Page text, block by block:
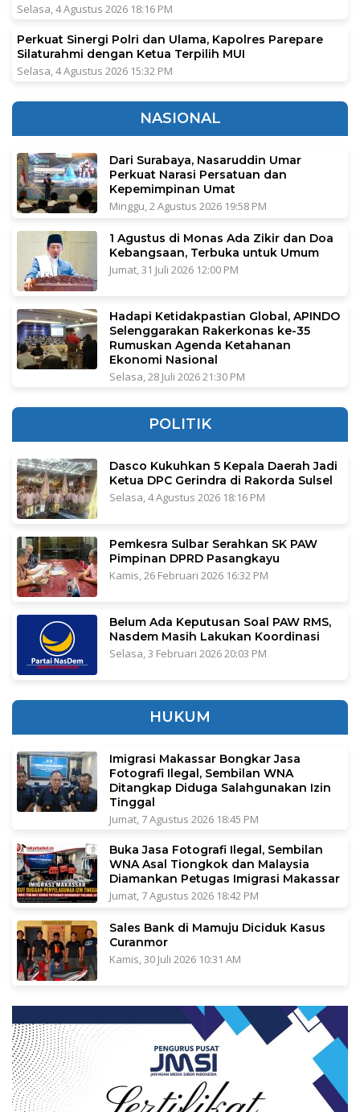
Selasa, 4 Agustus 2026 18:16 PM
Perkuat Sinergi Polri dan Ulama, Kapolres Parepare
Silaturahmi dengan Ketua Terpilih MUI
Selasa, 4 Agustus 2026 15:32 PM
NASIONAL
Dari Surabaya, Nasaruddin Umar
Perkuat Narasi Persatuan dan
Kepemimpinan Umat
Minggu, 2 Agustus 2026 19:58 PM
1 Agustus di Monas Ada Zikir dan Doa
Kebangsaan, Terbuka untuk Umum
Jumat, 31 Juli 2026 12:00 PM
Hadapi Ketidakpastian Global, APINDO
Selenggarakan Rakerkonas ke-35
Rumuskan Agenda Ketahanan
Ekonomi Nasional
Selasa, 28 Juli 2026 21:30 PM
POLITIK
Dasco Kukuhkan 5 Kepala Daerah Jadi
Ketua DPC Gerindra di Rakorda Sulsel
Selasa, 4 Agustus 2026 18:16 PM
Pemkesra Sulbar Serahkan SK PAW
Pimpinan DPRD Pasangkayu
Kamis, 26 Februari 2026 16:32 PM
Belum Ada Keputusan Soal PAW RMS,
Nasdem Masih Lakukan Koordinasi
Selasa, 3 Februari 2026 20:03 PM
HUKUM
Imigrasi Makassar Bongkar Jasa
Fotografi Ilegal, Sembilan WNA
Ditangkap Diduga Salahgunakan Izin
Tinggal
Jumat, 7 Agustus 2026 18:45 PM
Buka Jasa Fotografi Ilegal, Sembilan
WNA Asal Tiongkok dan Malaysia
Diamankan Petugas Imigrasi Makassar
Jumat, 7 Agustus 2026 18:42 PM
Sales Bank di Mamuju Diciduk Kasus
Curanmor
Kamis, 30 Juli 2026 10:31 AM